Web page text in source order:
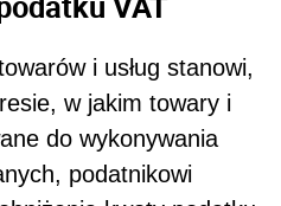
i usług stanowi,
w jakim towary i
do wykonywania
podatnikowi